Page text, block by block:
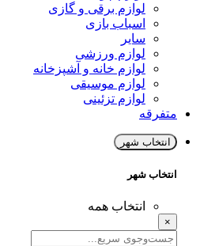
لوازم برقی و گازی
اسباب بازی
سایر
لوازم ورزشی
لوازم خانه و آشپزخانه
لوازم موسیقی
لوازم تزئینی
متفرقه
انتخاب شهر
انتخاب شهر
انتخاب همه